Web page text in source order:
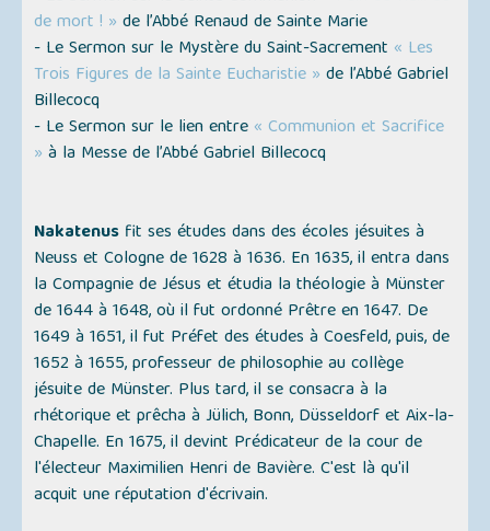
de mort ! » de l’Abbé Renaud de Sainte Marie
- Le Sermon sur le Mystère du Saint-Sacrement « Les
Trois Figures de la Sainte Eucharistie » de l’Abbé Gabriel
Billecocq
- Le Sermon sur le lien entre « Communion et Sacrifice
» à la Messe de l’Abbé Gabriel Billecocq
Nakatenus fit ses études dans des écoles jésuites à
Neuss et Cologne de 1628 à 1636. En 1635, il entra dans
la Compagnie de Jésus et étudia la théologie à Münster
de 1644 à 1648, où il fut ordonné Prêtre en 1647. De
1649 à 1651, il fut Préfet des études à Coesfeld, puis, de
1652 à 1655, professeur de philosophie au collège
jésuite de Münster. Plus tard, il se consacra à la
rhétorique et prêcha à Jülich, Bonn, Düsseldorf et Aix-la-
Chapelle. En 1675, il devint Prédicateur de la cour de
l'électeur Maximilien Henri de Bavière. C'est là qu'il
acquit une réputation d'écrivain.